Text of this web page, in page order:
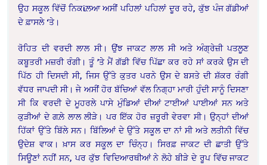
ਉਹ ਸਕੂਲ ਵਿੱਚੋਂ ਨਿਕiਲ਼ਆ ਅਸੀਂ ਪਹਿਲਾਂ ਪਹਿਲਾਂ ਦੂਰ ਰਹੇ, ਕੁੱਝ ਪੰਜ ਗੱਡੀਆਂ
ਦੇ ਫ਼ਾਸਲੇ ‘ਤੇ।
ਰੋਹਿਤ ਦੀ ਵਰਦੀ ਲਾਲ ਸੀ। ਉਂਝ ਜਾਕਟ ਲਾਲ ਸੀ ਅਤੇ ਅੰਗ੍ਰੇਜ਼ੀ ਪਤਲੂਣ
ਕਬੂਤਰੀ ਮਜ਼ਰੀ ਰੰਗੀ। ਤੂੰ ’ਤੇ ਮੈਂ ਗੱਡੀ ਵਿੱਚ ਪਿੱਛਾ ਕਰ ਰਹੇ ਸਾਂ ਕਰਕੇ ਉਸ ਦੀ
ਪਿੱਠ ਹੀ ਦਿਸਦੀ ਸੀ, ਜਿਸ ਉੱਤੇ ਕੁਤਰ ਪਰਨੇ ਉਸ ਦੇ ਬਸਤੇ ਦੀ ਸ਼ੱਕਰ ਰੰਗੀ
ਵੱਧਰ ਜਾਪਦੀ ਸੀ। ਜੇ ਅਸੀਂ ਹੋਰ ਬੱਚਿਆਂ ਵੱਲ ਨਿਗ੍ਹਾ ਮਾਰੀ ਹੁੰਦੀ ਸਾਨੂੰ ਦਿਸਣਾ
ਸੀ ਕਿ ਵਰਦੀ ਦੇ ਮੂਹਰਲੇ ਪਾਸੇ ਮੁੰਡਿਆਂ ਦੀਆਂ ਟਾਈਆਂ ਪਾਈਆਂ ਸਨ ਅਤੇ
ਕੁੜੀਆਂ ਦੇ ਗਲ਼ੇ ਲਾਲ ਲੀੜੇ। ਪਰ ਇੱਕ ਹੋਰ ਜ਼ਰੂਰੀ ਵੇਰਵਾ ਸੀ। ਉਨ੍ਹਾਂ ਦੀਆਂ
ਹਿੱਕਾਂ ਉੱਤੇ ਬਿੱਲੇ ਸਨ। ਬਿੱਲਿਆਂ ਦੇ ਉੱਤੇ ਸਕੂਲ ਦਾ ਨਾਂ ਸੀ ਅਤੇ ਲਤੀਨੀ ਵਿੱਚ
ਉਦੇਸ਼ ਵਾਕ। ਖ਼ਾਸ ਕਰ ਸਕੂਲ ਦਾ ਚਿੰਨ੍ਹ। ਸਿਰਫ਼ ਜਾਕਟ ਦੀ ਛਾਤੀ ਉੱਤੇ
ਸਿਊਣਾਂ ਨਹੀਂ ਸਨ, ਪਰ ਕੁੱਝ ਵਿਦਿਆਰਥੀਆਂ ਨੇ ਲੋਹੇ ਬੀੜੇ ਦੇ ਰੂਪ ਵਿੱਚ ਜਾਕਟ